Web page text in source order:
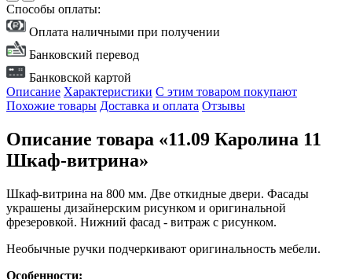
Способы оплаты:
Оплата наличными при получении
Банковский перевод
Банковской картой
Описание Характеристики С этим товаром покупают
Похожие товары Доставка и оплата Отзывы
Описание товара «11.09 Каролина 11
Шкаф-витрина»
Шкаф-витрина на 800 мм. Две откидные двери. Фасады
украшены дизайнерским рисунком и оригинальной
фрезеровкой. Нижний фасад - витраж с рисунком.
Необычные ручки подчеркивают оригинальность мебели.
Особенности: